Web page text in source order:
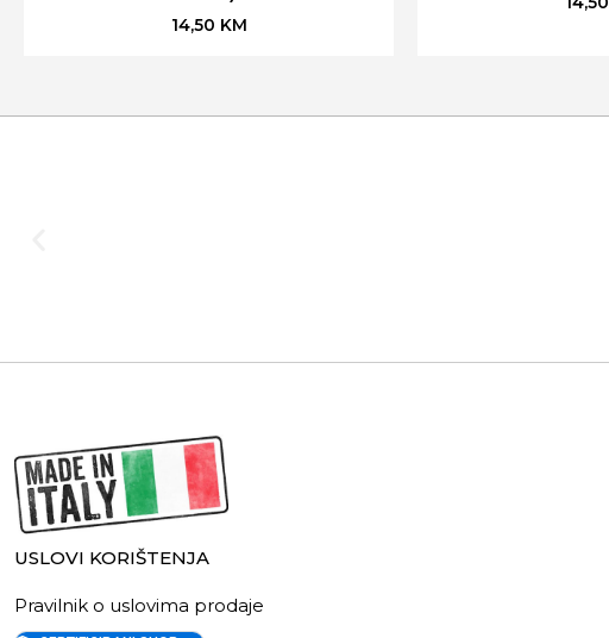
14,50 KM
USLOVI KORIŠTENJA
Pravilnik o uslovima prodaje